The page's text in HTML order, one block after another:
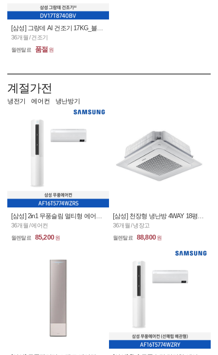
[삼성] 그랑데 AI 건조기 17KG_블랙케비어 / DV17T8740BV (36개월)
36개월 / 건조기
품절
계절가전
냉전기 에어컨 냉난방기
[삼성] 2in1 무풍슬림 멀티형 에어컨 16+6평_화이트(일반형 )/ AF16T5774WZRS (36개월)
36개월 / 에어컨
85,200
[삼성] 천장형 냉난방 4WAY 18평형 /AC072RA4PBH1SY (36개월)
36개월 / 냉장고
88,800